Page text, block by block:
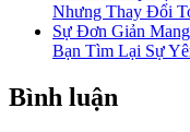
Nhưng Thay Đổi
Sự Đơn Giản
Bạn Tìm Lại Sự
Bình luận